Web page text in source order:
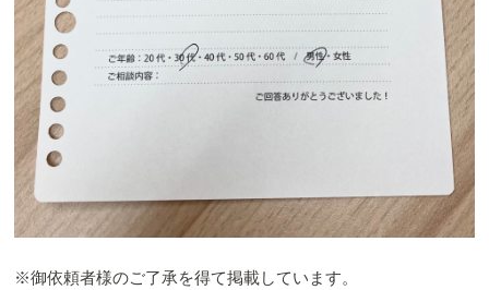
※御依頼者様のご了承を得て掲載しています。